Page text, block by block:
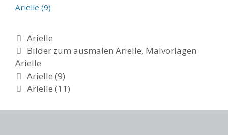
Arielle (9)
Categories
Arielle
Tags
Bilder zum ausmalen Arielle, Malvorlagen
Arielle
Post
navigation
Arielle (9)
Arielle (11)